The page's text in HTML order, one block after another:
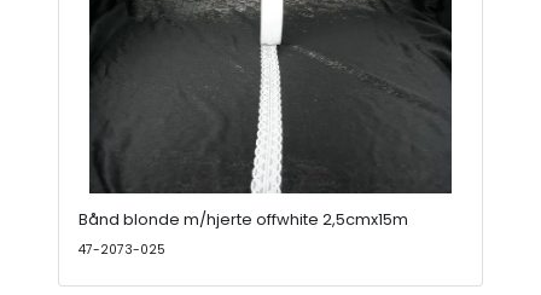
Bånd blonde m/hjerte offwhite 2,5cmx15m
47-2073-025